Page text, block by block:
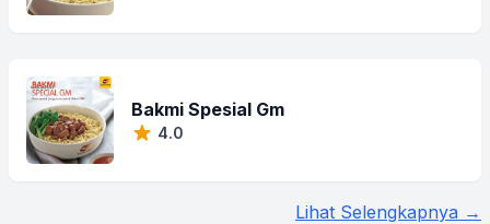
Bakmi Spesial Gm
4.0
Lihat Selengkapnya →